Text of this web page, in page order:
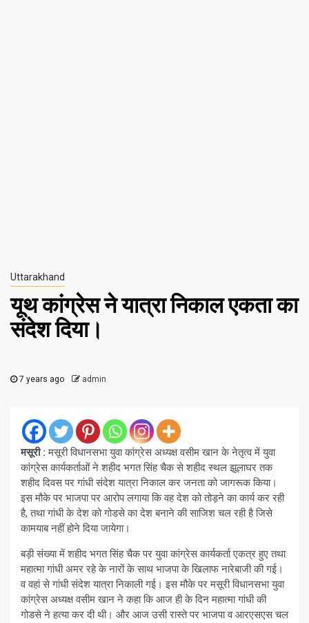
Uttarakhand
यूथ कांग्रेस ने यात्रा निकाल एकता का
संदेश दिया।
7 years ago admin
मसूरी : मसूरी विधानसभा युवा कांग्रेस अध्यक्ष वसीम खान के नेतृत्व में युवा
कांग्रेस कार्यकर्ताओं ने शहीद भगत सिंह चैक से शहीद स्थल झूलाघर तक
शहीद दिवस पर गांधी संदेश यात्रा निकाल कर जनता को जागरूक किया।
इस मौके पर भाजपा पर आरोप लगाया कि वह देश को तोड़ने का कार्य कर रही
है, तथा गांधी के देश को गोडसे का देश बनाने की साजिश चल रही है जिसे
कामयाब नहीं होने दिया जायेगा।
बड़ी संख्या में शहीद भगत सिंह चैक पर युवा कांग्रेस कार्यकर्ता एकत्र हुए तथा
महात्मा गांधी अमर रहे के नारों के साथ भाजपा के खिलाफ नारेबाजी की गई।
व वहां से गांधी संदेश यात्रा निकाली गई। इस मौके पर मसूरी विधानसभा युवा
कांग्रेस अध्यक्ष वसीम खान ने कहा कि आज ही के दिन महात्मा गांधी की
गोडसे ने हत्या कर दी थी। और आज उसी रास्ते पर भाजपा व आरएसएस चल